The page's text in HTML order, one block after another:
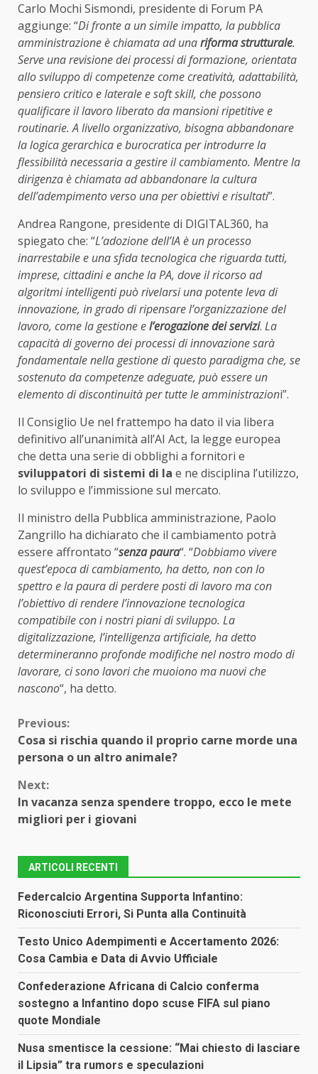
Carlo Mochi Sismondi, presidente di Forum PA
aggiunge: “Di fronte a un simile impatto, la pubblica
amministrazione è chiamata ad unariforma strutturale.
Serve una revisione dei processi di formazione, orientata
allo sviluppo di competenze come creatività, adattabilità,
pensiero critico e laterale e soft skill, che possono
qualificare il lavoro liberato da mansioni ripetitive e
routinarie. A livello organizzativo, bisogna abbandonare
la logica gerarchica e burocratica per introdurre la
flessibilità necessaria a gestire il cambiamento. Mentre la
dirigenza è chiamata ad abbandonare la cultura
dell’adempimento verso una per obiettivi e risultati”.
Andrea Rangone, presidente di DIGITAL360, ha
spiegato che: “L’adozione dell’IA è un processo
inarrestabile e una sfida tecnologica che riguarda tutti,
imprese, cittadini e anche la PA, dove il ricorso ad
algoritmi intelligenti può rivelarsi una potente leva di
innovazione, in grado di ripensare l’organizzazione del
lavoro, come la gestione el’erogazione dei servizi. La
capacità di governo dei processi di innovazione sarà
fondamentale nella gestione di questo paradigma che, se
sostenuto da competenze adeguate, può essere un
elemento di discontinuità per tutte le amministrazioni”.
Il Consiglio Ue nel frattempo ha dato il via libera
definitivo all’unanimità all’AI Act, la legge europea
che detta una serie di obblighi a fornitori e
sviluppatori di sistemi di Ia e ne disciplina l’utilizzo,
lo sviluppo e l’immissione sul mercato.
Il ministro della Pubblica amministrazione, Paolo
Zangrillo ha dichiarato che il cambiamento potrà
essere affrontato “senza paura“. “Dobbiamo vivere
quest’epoca di cambiamento, ha detto, non con lo
spettro e la paura di perdere posti di lavoro ma con
l’obiettivo di rendere l’innovazione tecnologica
compatibile con i nostri piani di sviluppo. La
digitalizzazione, l’intelligenza artificiale, ha detto
determineranno profonde modifiche nel nostro modo di
lavorare, ci sono lavori che muoiono ma nuovi che
nascono“, ha detto.
Continue
Reading
Previous:
Cosa si rischia quando il proprio carne morde una
persona o un altro animale?
Next:
In vacanza senza spendere troppo, ecco le mete
migliori per i giovani
ARTICOLI RECENTI
Federcalcio Argentina Supporta Infantino:
Riconosciuti Errori, Si Punta alla Continuità
Testo Unico Adempimenti e Accertamento 2026:
Cosa Cambia e Data di Avvio Ufficiale
Confederazione Africana di Calcio conferma
sostegno a Infantino dopo scuse FIFA sul piano
quote Mondiale
Nusa smentisce la cessione: “Mai chiesto di lasciare
il Lipsia” tra rumors e speculazioni